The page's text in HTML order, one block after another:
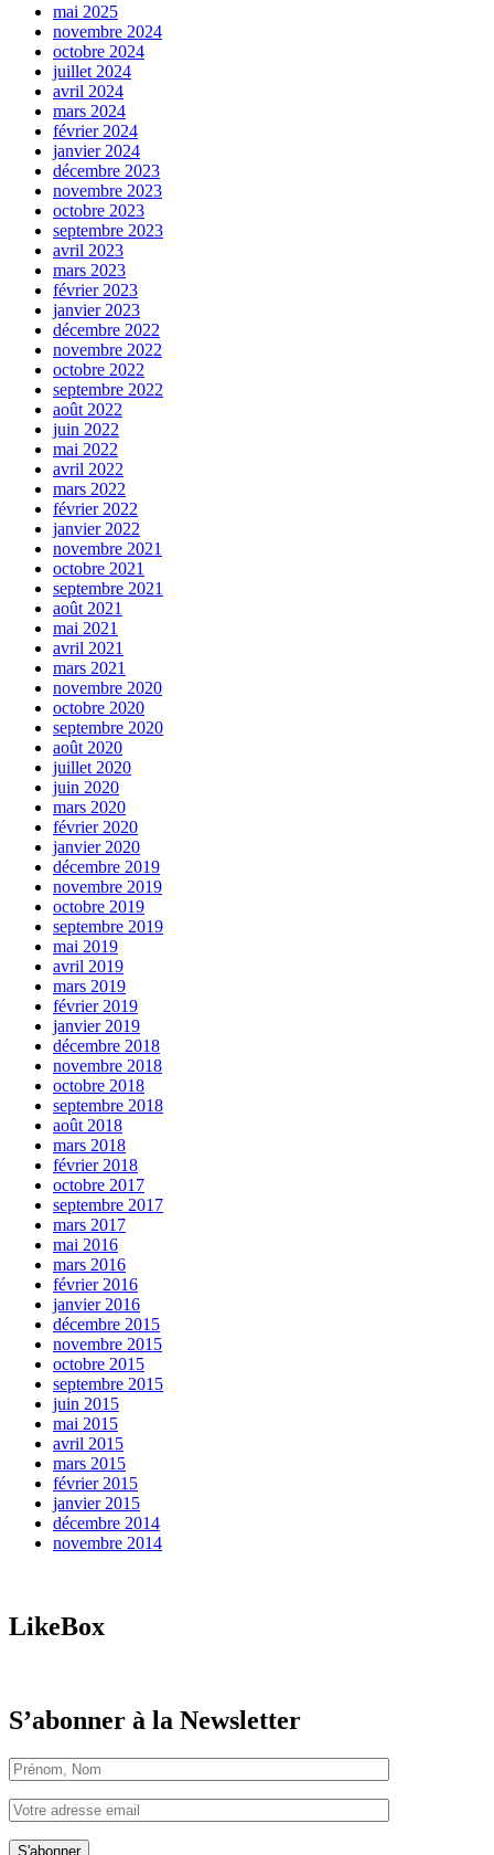
mai 2025
novembre 2024
octobre 2024
juillet 2024
avril 2024
mars 2024
février 2024
janvier 2024
décembre 2023
novembre 2023
octobre 2023
septembre 2023
avril 2023
mars 2023
février 2023
janvier 2023
décembre 2022
novembre 2022
octobre 2022
septembre 2022
août 2022
juin 2022
mai 2022
avril 2022
mars 2022
février 2022
janvier 2022
novembre 2021
octobre 2021
septembre 2021
août 2021
mai 2021
avril 2021
mars 2021
novembre 2020
octobre 2020
septembre 2020
août 2020
juillet 2020
juin 2020
mars 2020
février 2020
janvier 2020
décembre 2019
novembre 2019
octobre 2019
septembre 2019
mai 2019
avril 2019
mars 2019
février 2019
janvier 2019
décembre 2018
novembre 2018
octobre 2018
septembre 2018
août 2018
mars 2018
février 2018
octobre 2017
septembre 2017
mars 2017
mai 2016
mars 2016
février 2016
janvier 2016
décembre 2015
novembre 2015
octobre 2015
septembre 2015
juin 2015
mai 2015
avril 2015
mars 2015
février 2015
janvier 2015
décembre 2014
novembre 2014
LikeBox
S’abonner à la Newsletter